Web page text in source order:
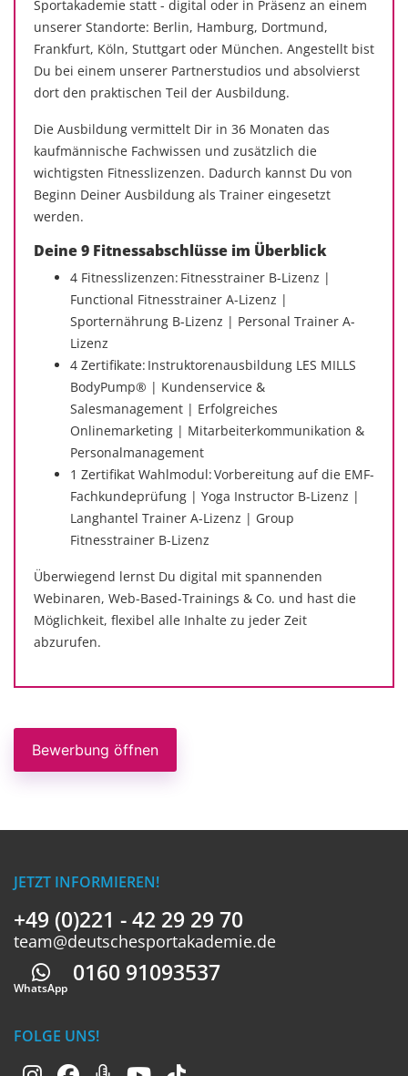
Sportakademie statt - digital oder in Präsenz an einem
unserer Standorte: Berlin, Hamburg, Dortmund,
Frankfurt, Köln, Stuttgart oder München. Angestellt bist
Du bei einem unserer Partnerstudios und absolvierst
dort den praktischen Teil der Ausbildung.
Die Ausbildung vermittelt Dir in 36 Monaten das
kaufmännische Fachwissen und zusätzlich die
wichtigsten Fitnesslizenzen. Dadurch kannst Du von
Beginn Deiner Ausbildung als Trainer eingesetzt
werden.
Deine 9 Fitnessabschlüsse im Überblick
4 Fitnesslizenzen: Fitnesstrainer B-Lizenz |
Functional Fitnesstrainer A-Lizenz |
Sporternährung B-Lizenz | Personal Trainer A-
Lizenz
4 Zertifikate: Instruktorenausbildung LES MILLS
BodyPump® | Kundenservice &
Salesmanagement | Erfolgreiches
Onlinemarketing | Mitarbeiterkommunikation &
Personalmanagement
1 Zertifikat Wahlmodul: Vorbereitung auf die EMF-
Fachkundeprüfung | Yoga Instructor B-Lizenz |
Langhantel Trainer A-Lizenz | Group
Fitnesstrainer B-Lizenz
Überwiegend lernst Du digital mit spannenden
Webinaren, Web-Based-Trainings & Co. und hast die
Möglichkeit, flexibel alle Inhalte zu jeder Zeit
abzurufen.
Bewerbung öffnen
JETZT INFORMIEREN!
+49 (0)221 - 42 29 29 70
team@deutschesportakademie.de
Whatsapp
WhatsApp
0160 91093537
FOLGE UNS!